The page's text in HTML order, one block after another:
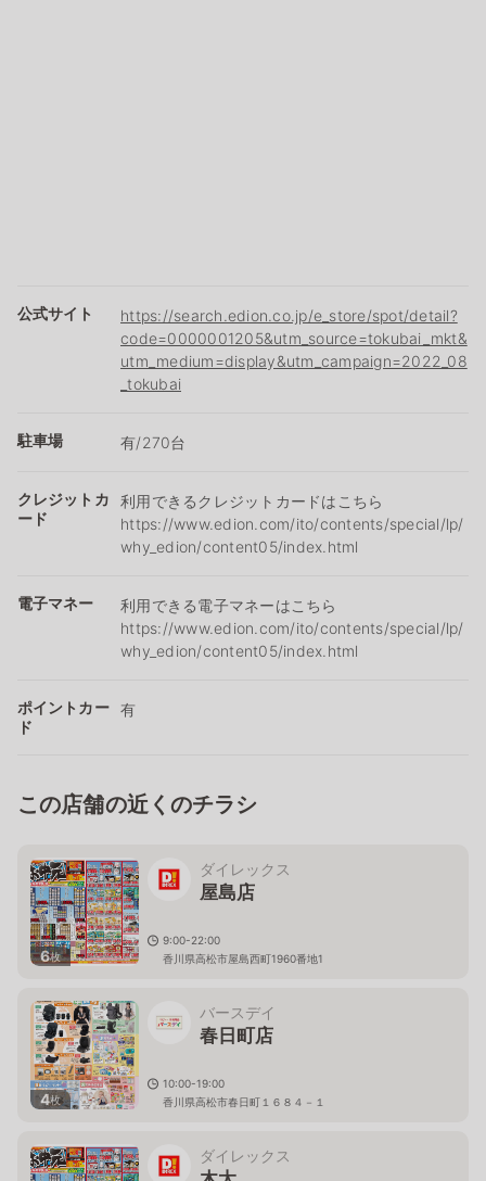
公式サイト
https://search.edion.co.jp/e_store/spot/detail?
code=0000001205&utm_source=tokubai_mkt&
utm_medium=display&utm_campaign=2022_08
_tokubai
駐車場 有/270台
クレジットカ
ード
利用できるクレジットカードはこちら
https://www.edion.com/ito/contents/special/lp/
why_edion/content05/index.html
電子マネー
利用できる電子マネーはこちら
https://www.edion.com/ito/contents/special/lp/
why_edion/content05/index.html
ポイントカー
ド
有
この店舗の近くのチラシ
6枚
ダイレックス
屋島店
9:00-22:00
香川県高松市屋島西町1960番地1
4枚
バースデイ
春日町店
10:00-19:00
香川県高松市春日町１６８４－１
ダイレックス